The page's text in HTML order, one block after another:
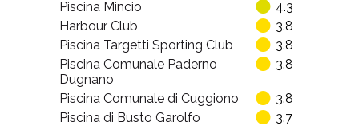
Piscina Mincio
4.3
Harbour Club
3.8
Piscina Targetti Sporting Club
3.8
Piscina Comunale Paderno
Dugnano
3.8
Piscina Comunale di Cuggiono
3.8
Piscina di Busto Garolfo
3.7